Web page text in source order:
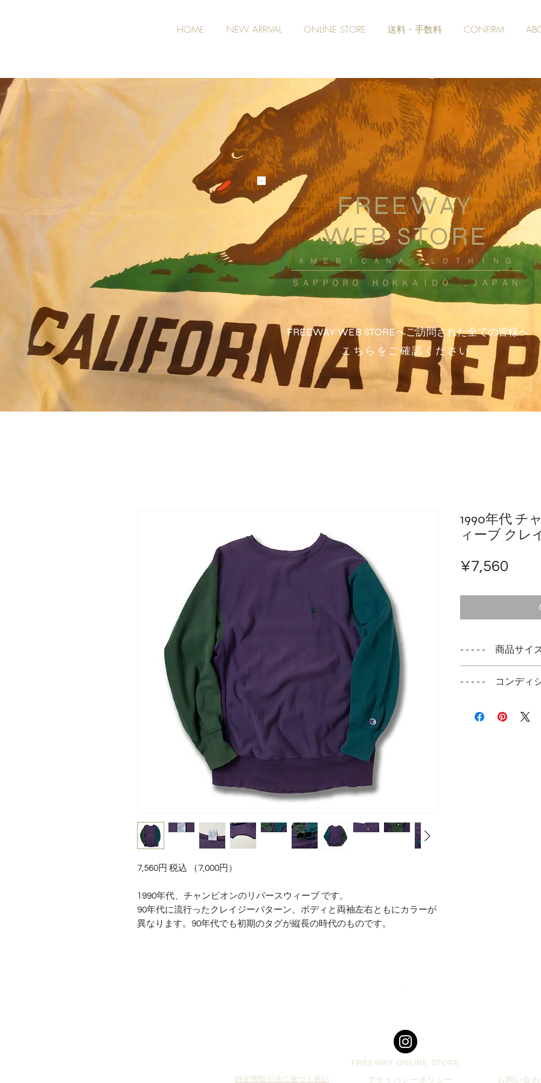
HOME NEW ARRIVAL ONLINE STORE 送料・手数料 CONFIRM
FREEWAY
WEB STORE
​ＡＭＥＲＩＣＡＮＡ ＣＬＯＴＨＩＮＧ
ＳＡＰＰＯＲＯ ＨＯＫＫＡＩＤＯ ，ＪＡＰＡＮ
FREEWAY WEB STOREへご訪問された全ての皆様へ
こちらをご確認ください
7,560円 税込 （7,000円）
1990年代、チャンピオンのリバースウィーブ です。
90年代に流行ったクレイジーパターン、ボディと両袖左右ともにカラーが
異なります。90年代でも初期のタグが縦長の時代のものです。
1990年代 チ
ィーブ クレ
¥7,560
- - - - - 商品サイ
X-LARGE
実寸サイズ
- - - - - コンディ
襟リブにダメー
FREEWAY ONLINE STORE
特定商取引法に基づく表記
プライバシーポリシー お問い合